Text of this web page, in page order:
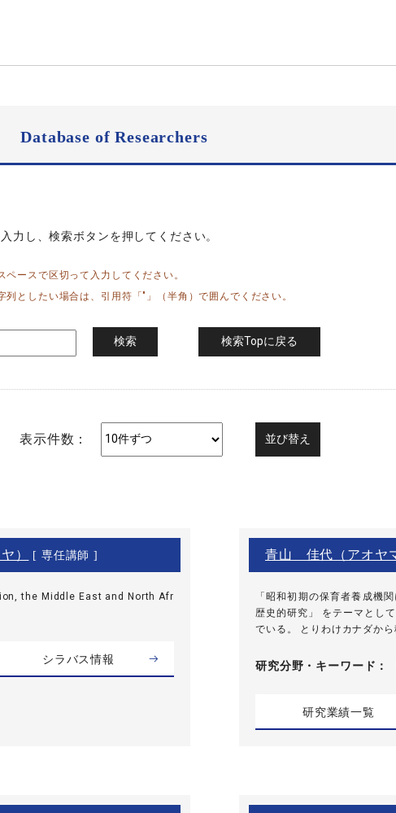
Database of Researchers
力し、検索ボタンを押してください。
ースで区切って入力してください。
としたい場合は、引用符「"」（半角）で囲んでください。
表示件数：
） [ 専任講師 ]
the Middle East and North Afr
シラバス情報
青山 佳代（アオヤ
「昭和初期の保育者養成機
歴史的研究」 をテーマとし
でいる。 とりわけカナダか
研究分野・ キーワード
研究業績一覧